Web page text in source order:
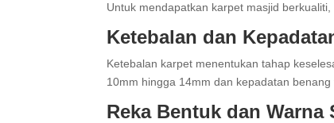
Untuk mendapatkan karpet masjid
Ketebalan dan
Ketebalan karpet menentukan tahap
10mm hingga 14mm dan kepadatan
Reka Bentuk dan Warna